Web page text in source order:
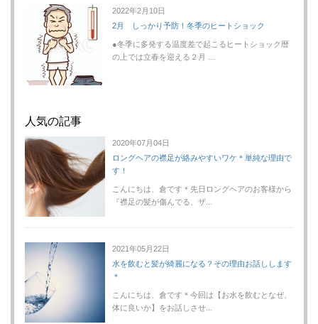
2022年2月10日
2月 しっかり予防！冬季のヒートショック
●冬季に多発する温度差で起こるヒートショック暦
の上では立春を迎える２月 …
人気の記事
2020年07月04日
ロングヘアの襟足が絡みやすいワケ＊単純な理由で
す！
こんにちは、倉です＊先日ロングヘアのお客様から
『襟足の髪が傷んでる、ザ...
2021年05月22日
水を飲むと髪が綺麗になる？その理由お話しします
＊
こんにちは、倉です＊今回は【お水を飲むとなぜ、
体に良いか】をお話しさせ...